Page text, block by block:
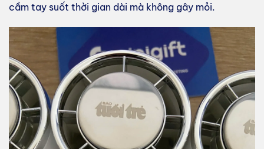
cầm tay suốt thời gian dài mà không gây mỏi.